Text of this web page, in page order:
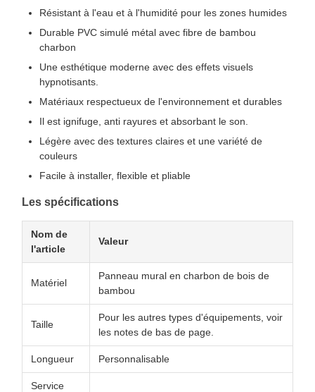
Résistant à l'eau et à l'humidité pour les zones humides
Durable PVC simulé métal avec fibre de bambou
charbon
Une esthétique moderne avec des effets visuels
hypnotisants.
Matériaux respectueux de l'environnement et durables
Il est ignifuge, anti rayures et absorbant le son.
Légère avec des textures claires et une variété de
couleurs
Facile à installer, flexible et pliable
Les spécifications
Nom de
l'article
Valeur
Matériel
Panneau mural en charbon de bois de
bambou
Taille
Pour les autres types d'équipements, voir
les notes de bas de page.
Longueur Personnalisable
Service